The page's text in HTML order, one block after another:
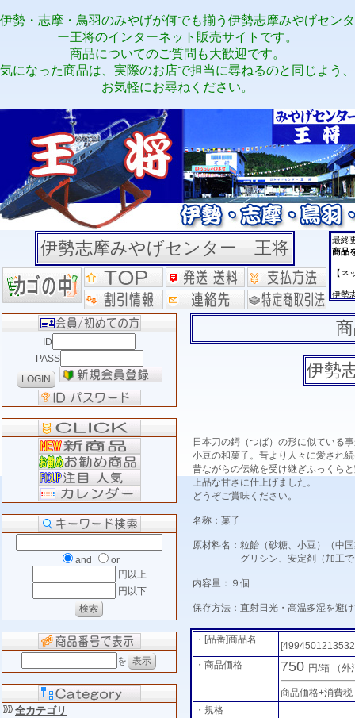
伊勢・志摩・鳥羽のみやげが何でも揃う伊勢志摩みやげセンタ
ー王将のインターネット販売サイトです。
商品についてのご質問も大歓迎です。
気になった商品は、実際のお店で担当に尋ねるのと同じよう、
お気軽にお尋ねください。
伊勢志摩みやげセンター 王将
ID
PASS
and
or
円以上
円以下
を
全カテゴリ
伊勢
日本刀の鍔（つば）の形に似ている
小豆の和菓子。昔より人々に愛され
昔ながらの伝統を受け継ぎふっくら
上品な甘さに仕上げました。
どうぞご賞味ください。
名称：菓子
原材料名：粒飴（砂糖、小豆）（中
グリシン、安定剤（加工でんぷ
内容量：９個
保存方法：直射日光・高温多湿を避
・[品番]商品名
・商品価格
750 円/箱 （
商品価格+消費
・規格